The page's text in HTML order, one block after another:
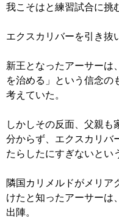
我こそはと練習試合に挑
エクスカリバーを引き抜
新王となったアーサーは
を治める」という信念の
考えていた。
しかしその反面、父親も
分からず、エクスカリバ
たらしたにすぎないとい
隣国カリメルドがメリア
けたと知ったアーサーは
出陣。